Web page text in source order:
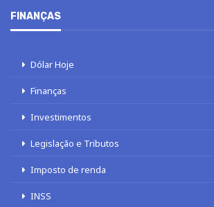
FINANÇAS
Dólar Hoje
Finanças
Investimentos
Legislação e Tributos
Imposto de renda
INSS